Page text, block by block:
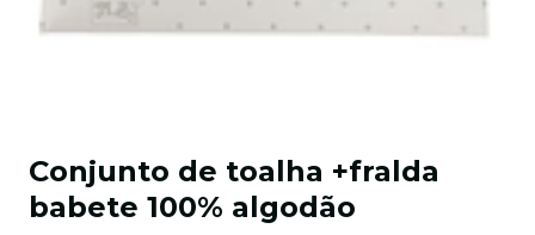
Conjunto de toalha +fralda
babete 100% algodão